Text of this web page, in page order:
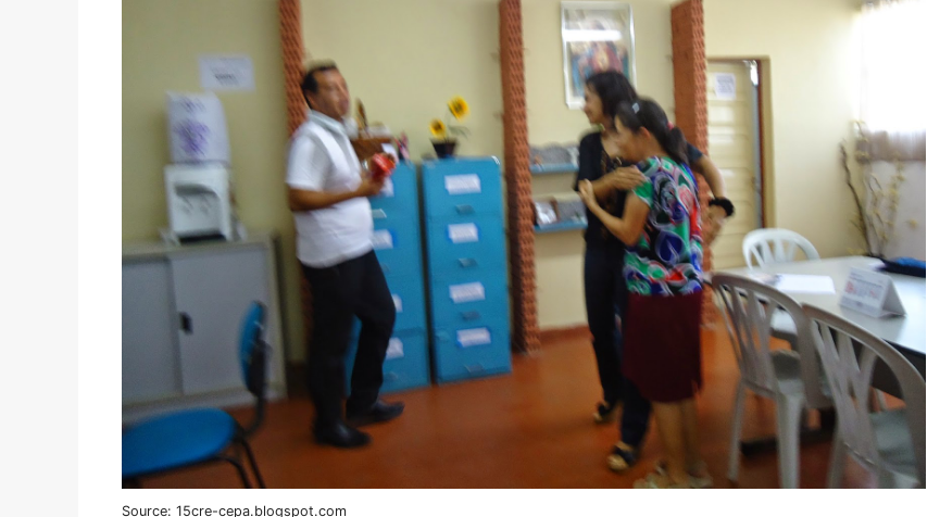
Source: 15cre-cepa.blogspot.com